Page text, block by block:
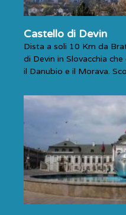
Castello di Devin
Dista a soli 10 Km da
di Devin in Slovacchia
il Danubio e il Morava.